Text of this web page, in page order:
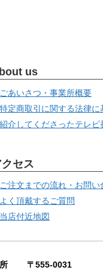
us
ごあいさつ・事業所概要
特定商取引に関する法律に
紹介してくださったテレビ
セス
ご注文までの流れ・お問い
よく頂戴するご質問
当店付近地図
所 〒555-0031